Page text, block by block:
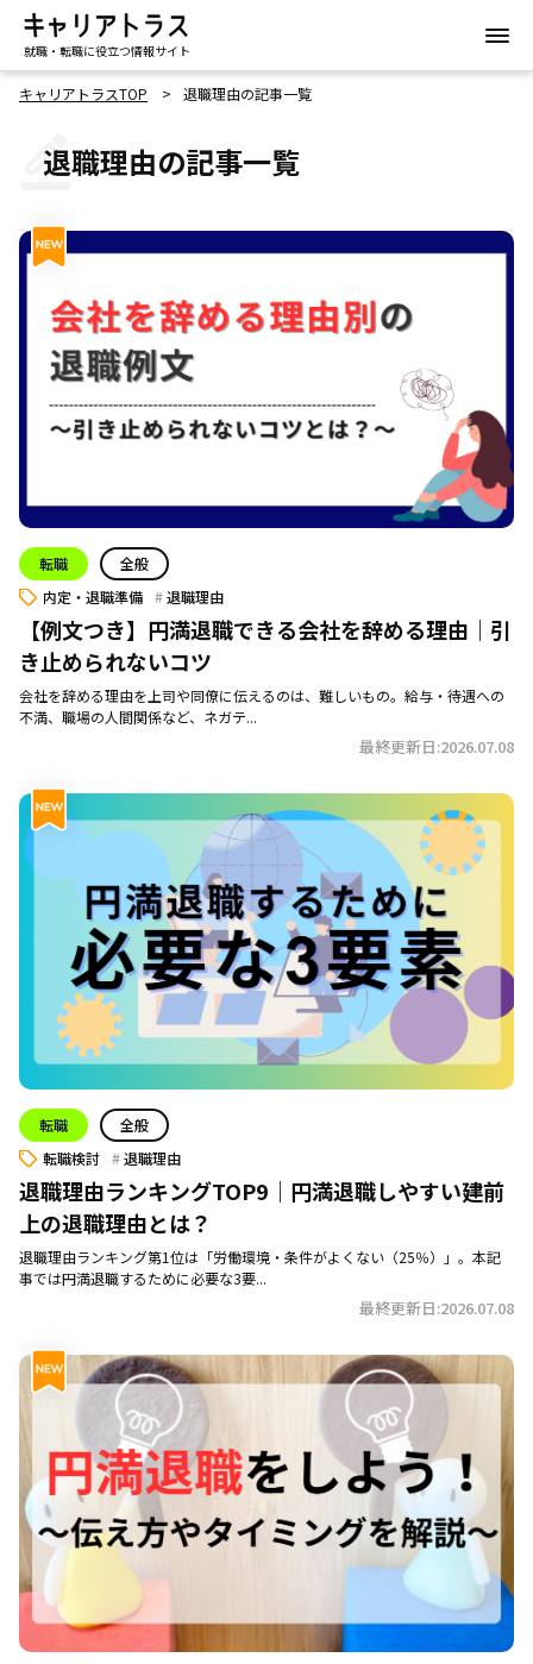
就職・転職に役立つ情報サイト
キャリアトラスTOP 退職理由の記事一覧
退職理由の記事一覧
転職
全般
内定・退職準備
退職理由
【例文つき】円満退職できる会社を辞める理由｜引
き止められないコツ
会社を辞める理由を上司や同僚に伝えるのは、難しいもの。給与・待遇への
不満、職場の人間関係など、ネガテ...
最終更新日:2026.07.08
転職
全般
転職検討
退職理由
退職理由ランキングTOP9｜円満退職しやすい建前
上の退職理由とは？
退職理由ランキング第1位は「労働環境・条件がよくない（25％）」。本記
事では円満退職するために必要な3要...
最終更新日:2026.07.08